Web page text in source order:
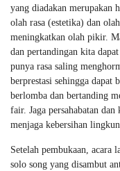
yang diadakan merupakan
olah rasa (estetika) dan
meningkatkan olah pikir.
dan pertandingan kita
punya rasa saling
berprestasi sehingga
berlomba dan bertanding
fair. Jaga persahabatan
menjaga kebersihan
Setelah pembukaan, acara
solo song yang disambut